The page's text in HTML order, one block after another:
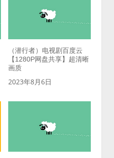
（潜行者）电视剧百度云
【1280P网盘共享】超清晰
画质
2023年8月6日